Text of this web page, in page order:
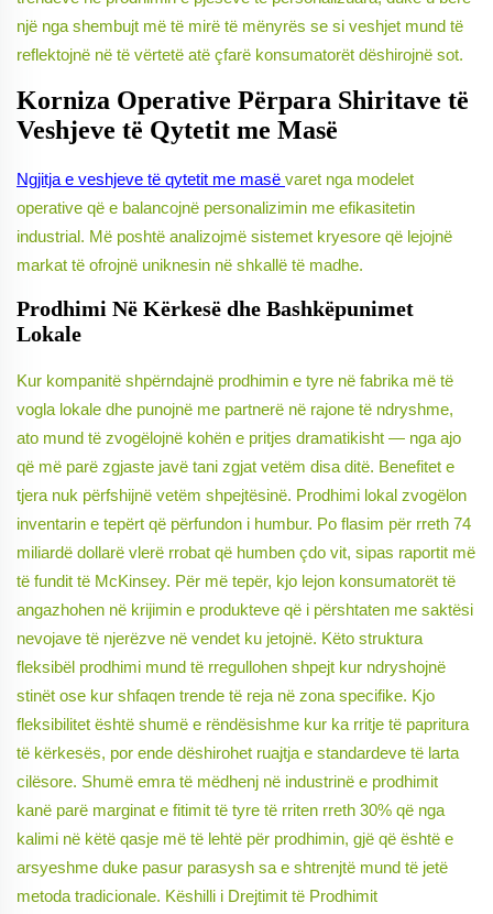
një nga shembujt më të mirë të mënyrës se si veshjet mund të
reflektojnë në të vërtetë atë çfarë konsumatorët dëshirojnë sot.
Korniza Operative Përpara Shiritave të
Veshjeve të Qytetit me Masë
Ngjitja e veshjeve të qytetit me masë varet nga modelet
operative që e balancojnë personalizimin me efikasitetin
industrial. Më poshtë analizojmë sistemet kryesore që lejojnë
markat të ofrojnë uniknesin në shkallë të madhe.
Prodhimi Në Kërkesë dhe Bashkëpunimet
Lokale
Kur kompanitë shpërndajnë prodhimin e tyre në fabrika më të
vogla lokale dhe punojnë me partnerë në rajone të ndryshme,
ato mund të zvogëlojnë kohën e pritjes dramatikisht — nga ajo
që më parë zgjaste javë tani zgjat vetëm disa ditë. Benefitet e
tjera nuk përfshijnë vetëm shpejtësinë. Prodhimi lokal zvogëlon
inventarin e tepërt që përfundon i humbur. Po flasim për rreth 74
miliardë dollarë vlerë rrobat që humben çdo vit, sipas raportit më
të fundit të McKinsey. Për më tepër, kjo lejon konsumatorët të
angazhohen në krijimin e produkteve që i përshtaten me saktësi
nevojave të njerëzve në vendet ku jetojnë. Këto struktura
fleksibël prodhimi mund të rregullohen shpejt kur ndryshojnë
stinët ose kur shfaqen trende të reja në zona specifike. Kjo
fleksibilitet është shumë e rëndësishme kur ka rritje të papritura
të kërkesës, por ende dëshirohet ruajtja e standardeve të larta
cilësore. Shumë emra të mëdhenj në industrinë e prodhimit
kanë parë marginat e fitimit të tyre të rriten rreth 30% që nga
kalimi në këtë qasje më të lehtë për prodhimin, gjë që është e
arsyeshme duke pasur parasysh sa e shtrenjtë mund të jetë
metoda tradicionale. Këshilli i Drejtimit të Prodhimit